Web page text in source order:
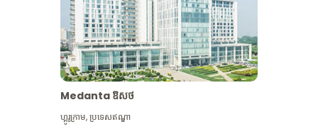
Medanta ឱសថ
ហ្គូរូក្រាម,ប្រទេសឥណ្ឌា